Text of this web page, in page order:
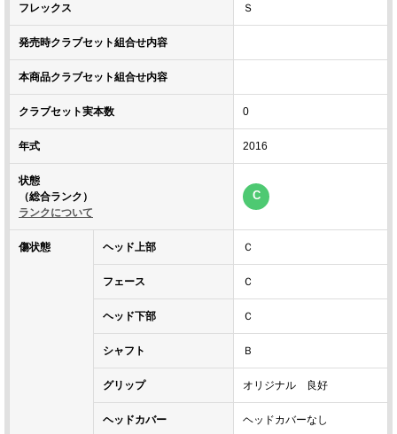
フレックス Ｓ
発売時クラブセット組合せ内容
本商品クラブセット組合せ内容
クラブセット実本数 0
年式 2016
状態
（総合ランク）
ランクについて
C
傷状態 ヘッド上部 Ｃ
フェース Ｃ
ヘッド下部 Ｃ
シャフト Ｂ
グリップ オリジナル 良好
ヘッドカバー ヘッドカバーなし